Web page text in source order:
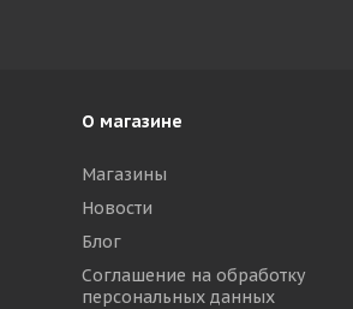
О магазине
Магазины
Новости
Блог
Соглашение на обработку
персональных данных